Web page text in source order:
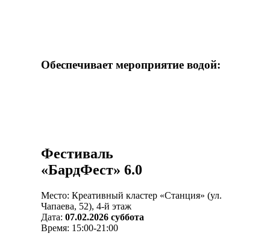
Обеспечивает мероприятие водой:
Фестиваль
«БардФест» 6.0
Место: Креативный кластер «Станция» (ул.
Чапаева, 52), 4-й этаж
Дата: 07.02.2026 суббота
Время: 15:00-21:00